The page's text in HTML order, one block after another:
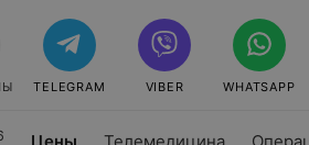
TELEGRAM VIBER WHATSAPP